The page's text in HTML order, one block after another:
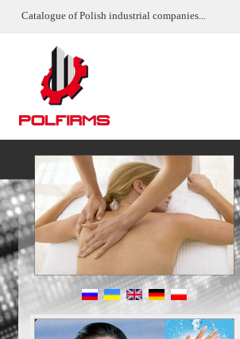
Catalogue of Polish industrial companies...